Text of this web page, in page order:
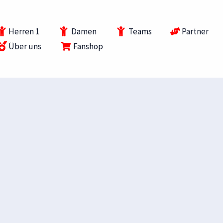
Herren 1 Damen Teams Partner
Über uns
Fanshop